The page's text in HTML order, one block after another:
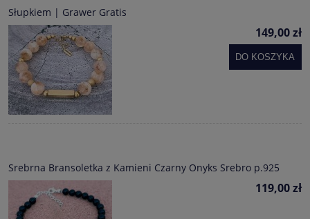
Słupkiem | Grawer Gratis
149,00 zł
DO KOSZYKA
Srebrna Bransoletka z Kamieni Czarny Onyks Srebro p.925
119,00 zł